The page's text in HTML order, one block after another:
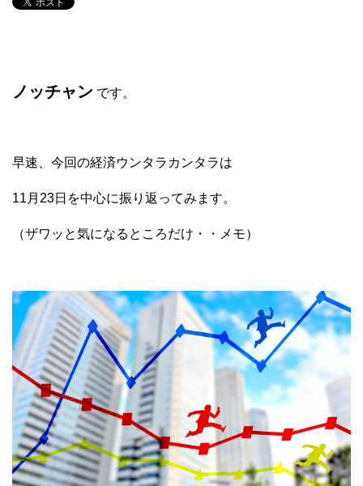
ノッチャン です。
早速、今回の経済ウンタラカンタラは
11月23日を中心に振り返ってみます。
（ザワッと気になるところだけ・・メモ）